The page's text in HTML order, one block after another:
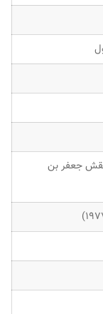
(۱۹۷۶) در نقش جعفر بن